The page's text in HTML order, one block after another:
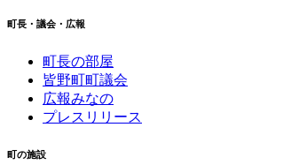
町長・議会・広報
町長の部屋
皆野町町議会
広報みなの
プレスリリース
町の施設